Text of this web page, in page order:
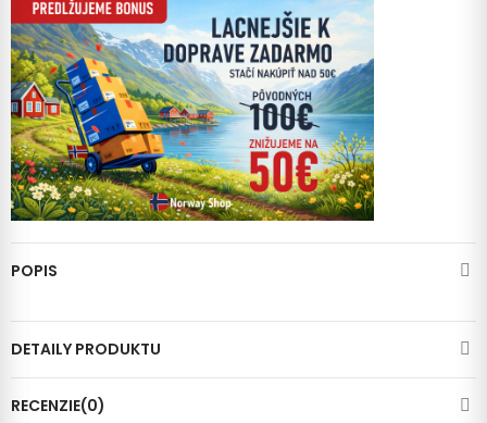
POPIS
DETAILY PRODUKTU
RECENZIE(0)